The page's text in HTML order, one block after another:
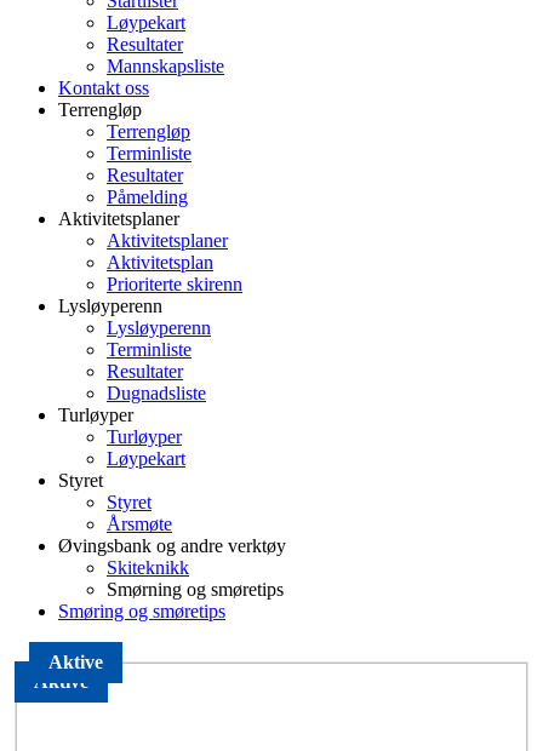
Løypekart
Resultater
Mannskapsliste
Kontakt oss
Terrengløp
Terrengløp
Terminliste
Resultater
Påmelding
Aktivitetsplaner
Aktivitetsplaner
Aktivitetsplan
Prioriterte skirenn
Lysløyperenn
Lysløyperenn
Terminliste
Resultater
Dugnadsliste
Turløyper
Turløyper
Løypekart
Styret
Styret
Årsmøte
Øvingsbank og andre verktøy
Skiteknikk
Smørning og smøretips
Smøring og smøretips
Aktive
Aktive